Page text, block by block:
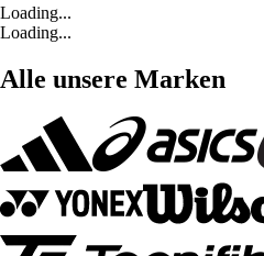
Loading...
Loading...
Alle unsere Marken